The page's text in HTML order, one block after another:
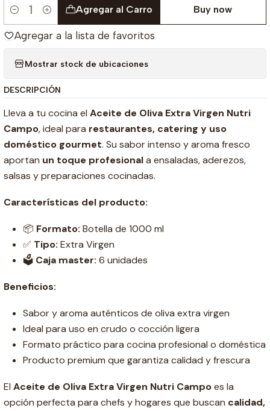
Cantidad
Agregar al Carro Buy now
Agregar a la lista de favoritos
Mostrar stock de ubicaciones
DESCRIPCIÓN
Lleva a tu cocina el Aceite de Oliva Extra Virgen Nutri
Campo, ideal para restaurantes, catering y uso
doméstico gourmet. Su sabor intenso y aroma fresco
aportan un toque profesionala ensaladas, aderezos,
salsas y preparaciones cocinadas.
Características del producto:
📦 Formato: Botella de 1000 ml
✅ Tipo: Extra Virgen
🗳️ Caja master: 6 unidades
Beneficios:
Sabor y aroma auténticos de oliva extra virgen
Ideal para uso en crudo o cocción ligera
Formato práctico para cocina profesional o doméstica
Producto premium que garantiza calidad y frescura
El Aceite de Oliva Extra Virgen Nutri Campoes la
opción perfecta para chefs y hogares que buscan calidad,